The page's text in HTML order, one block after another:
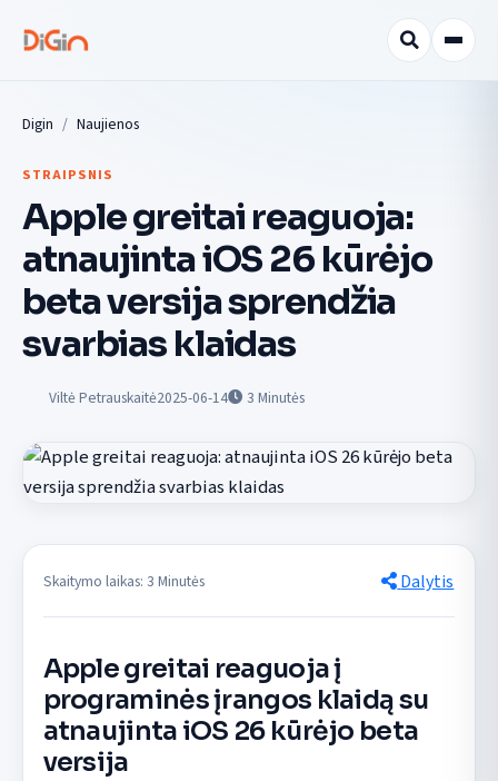
Digin Naujienos
STRAIPSNIS
Apple greitai reaguoja:
atnaujinta iOS 26 kūrėjo
beta versija sprendžia
svarbias klaidas
Viltė Petrauskaitė2025-06-14 3 Minutės
Skaitymo laikas: 3 Minutės Dalytis
Apple greitai reaguoja į
programinės įrangos klaidą su
atnaujinta iOS 26 kūrėjo beta
versija